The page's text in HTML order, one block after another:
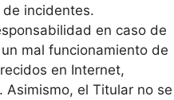
incidentes.
en caso de
mal funcionamiento de
en Internet,
Asimismo, el Titular no se